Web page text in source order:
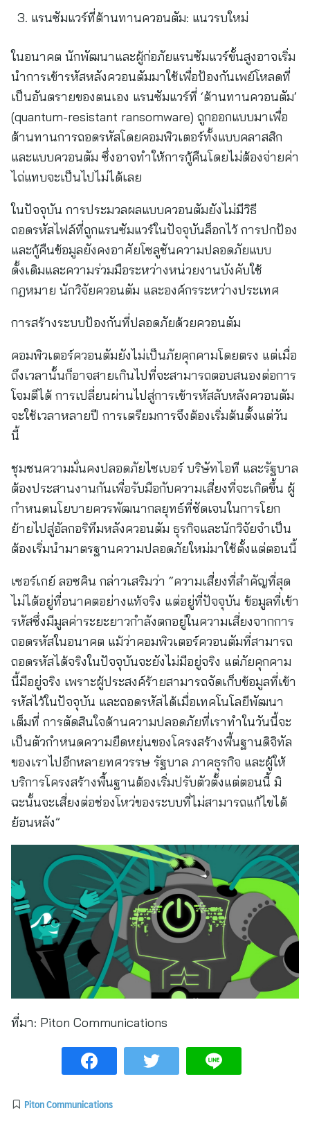
แรนซัมแวร์ที่ต้านทานควอนตัม: แนวรบใหม่
ในอนาคต นักพัฒนาและผู้ก่อภัยแรนซัมแวร์ขั้นสูงอาจเริ่ม
นำการเข้ารหัสหลังควอนตัมมาใช้เพื่อป้องกันเพย์โหลดที่
เป็นอันตรายของตนเอง แรนซัมแวร์ที่ ‘ต้านทานควอนตัม’
(quantum-resistant ransomware) ถูกออกแบบมาเพื่อ
ต้านทานการถอดรหัสโดยคอมพิวเตอร์ทั้งแบบคลาสสิก
และแบบควอนตัม ซึ่งอาจทำให้การกู้คืนโดยไม่ต้องจ่ายค่า
ไถ่แทบจะเป็นไปไม่ได้เลย
ในปัจจุบัน การประมวลผลแบบควอนตัมยังไม่มีวิธี
ถอดรหัสไฟล์ที่ถูกแรนซัมแวร์ในปัจจุบันล็อกไว้ การปกป้อง
และกู้คืนข้อมูลยังคงอาศัยโซลูชันความปลอดภัยแบบ
ดั้งเดิมและความร่วมมือระหว่างหน่วยงานบังคับใช้
กฎหมาย นักวิจัยควอนตัม และองค์กรระหว่างประเทศ
การสร้างระบบป้องกันที่ปลอดภัยด้วยควอนตัม
คอมพิวเตอร์ควอนตัมยังไม่เป็นภัยคุกคามโดยตรง แต่เมื่อ
ถึงเวลานั้นก็อาจสายเกินไปที่จะสามารถตอบสนองต่อการ
โจมตีได้ การเปลี่ยนผ่านไปสู่การเข้ารหัสลับหลังควอนตัม
จะใช้เวลาหลายปี การเตรียมการจึงต้องเริ่มต้นตั้งแต่วัน
นี้
ชุมชนความมั่นคงปลอดภัยไซเบอร์ บริษัทไอที และรัฐบาล
ต้องประสานงานกันเพื่อรับมือกับความเสี่ยงที่จะเกิดขึ้น ผู้
กำหนดนโยบายควรพัฒนากลยุทธ์ที่ชัดเจนในการโยก
ย้ายไปสู่อัลกอริทึมหลังควอนตัม ธุรกิจและนักวิจัยจำเป็น
ต้องเริ่มนำมาตรฐานความปลอดภัยใหม่มาใช้ตั้งแต่ตอนนี้
เซอร์เกย์ ลอซคิน กล่าวเสริมว่า “ความเสี่ยงที่สำคัญที่สุด
ไม่ได้อยู่ที่อนาคตอย่างแท้จริง แต่อยู่ที่ปัจจุบัน ข้อมูลที่เข้า
รหัสซึ่งมีมูลค่าระยะยาวกำลังตกอยู่ในความเสี่ยงจากการ
ถอดรหัสในอนาคต แม้ว่าคอมพิวเตอร์ควอนตัมที่สามารถ
ถอดรหัสได้จริงในปัจจุบันจะยังไม่มีอยู่จริง แต่ภัยคุกคาม
นี้มีอยู่จริง เพราะผู้ประสงค์ร้ายสามารถจัดเก็บข้อมูลที่เข้า
รหัสไว้ในปัจจุบัน และถอดรหัสได้เมื่อเทคโนโลยีพัฒนา
เต็มที่ การตัดสินใจด้านความปลอดภัยที่เราทำในวันนี้จะ
เป็นตัวกำหนดความยืดหยุ่นของโครงสร้างพื้นฐานดิจิทัล
ของเราไปอีกหลายทศวรรษ รัฐบาล ภาคธุรกิจ และผู้ให้
บริการโครงสร้างพื้นฐานต้องเริ่มปรับตัวตั้งแต่ตอนนี้ มิ
ฉะนั้นจะเสี่ยงต่อช่องโหว่ของระบบที่ไม่สามารถแก้ไขได้
ย้อนหลัง”
ที่มา: Piton Communications
Piton Communications